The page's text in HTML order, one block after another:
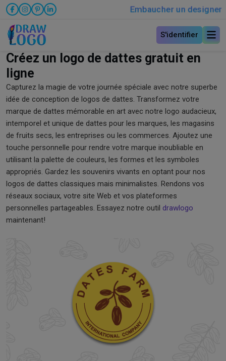
Embaucher un designer
S'identifier
Créez un logo de dattes gratuit en
ligne
Capturez la magie de votre journée spéciale avec notre superbe
idée de conception de logos de dattes. Transformez votre
marque de dattes mémorable en art avec notre logo audacieux,
intemporel et unique de dattes pour les marques, les magasins
de fruits secs, les entreprises ou les commerces. Ajoutez une
touche personnelle pour rendre votre marque inoubliable en
utilisant la palette de couleurs, les formes et les symboles
appropriés. Gardez les souvenirs vivants en optant pour nos
logos de dattes classiques mais minimalistes. Rendons vos
réseaux sociaux, votre site Web et vos plateformes
personnelles partageables. Essayez notre outil drawlogo
maintenant!